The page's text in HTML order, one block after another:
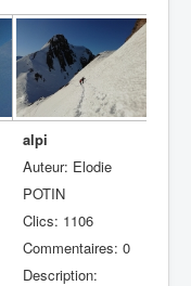
alpi
Auteur: Elodie
POTIN
Clics: 1106
Commentaires: 0
Description: